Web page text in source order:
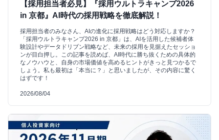
【採用担当者必見】『採用ウルトラキャンプ2026
in 京都』AI時代の採用戦略を徹底解説！
採用担当者のみなさん、AIの進化に採用戦略はどう対応しますか？
「採用ウルトラキャンプ2026 in 京都」は、AIを活用した候補者体
験設計やデータドリブン戦略など、未来の採用を見据えたセッショ
ンが目白押し。この記事を読めば、AI時代に勝ち抜くための具体的
なノウハウと、自身の市場価値を高めるヒントがきっと見つかるで
しょう。私も最初は「本当に？」と思いましたが、その内容に驚く
はずです！
2026/08/04